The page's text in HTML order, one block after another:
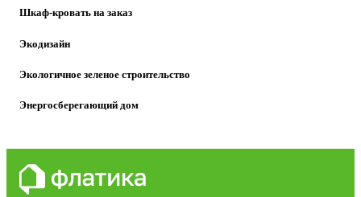
Шкаф-кровать на заказ
Экодизайн
Экологичное зеленое строительство
Энергосберегающий дом